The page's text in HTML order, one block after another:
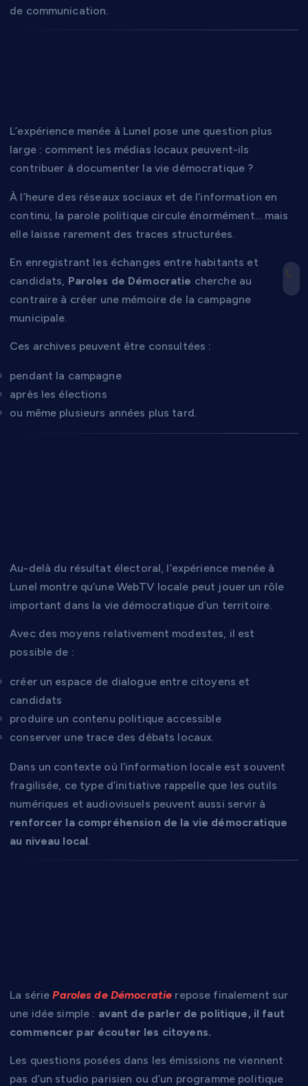
de communication.
L’expérience menée à Lunel pose une question plus
large : comment les médias locaux peuvent-ils
contribuer à documenter la vie démocratique ?
À l’heure des réseaux sociaux et de l’information en
continu, la parole politique circule énormément… mais
elle laisse rarement des traces structurées.
En enregistrant les échanges entre habitants et
candidats, Paroles de Démocratie cherche au
contraire à créer une mémoire de la campagne
municipale.
Ces archives peuvent être consultées :
pendant la campagne
après les élections
ou même plusieurs années plus tard.
Au-delà du résultat électoral, l’expérience menée à
Lunel montre qu’une WebTV locale peut jouer un rôle
important dans la vie démocratique d’un territoire.
Avec des moyens relativement modestes, il est
possible de :
créer un espace de dialogue entre citoyens et
candidats
produire un contenu politique accessible
conserver une trace des débats locaux.
Dans un contexte où l’information locale est souvent
fragilisée, ce type d’initiative rappelle que les outils
numériques et audiovisuels peuvent aussi servir à
renforcer la compréhension de la vie démocratique
au niveau local.
La sérieParoles de Démocratie repose finalement sur
une idée simple : avant de parler de politique, il faut
commencer par écouter les citoyens.
Les questions posées dans les émissions ne viennent
pas d’un studio parisien ou d’un programme politique